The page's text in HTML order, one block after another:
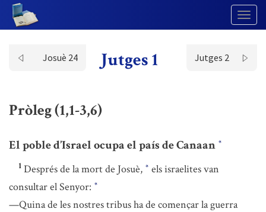
Josuè 24 Jutges 1 Jutges 2
Pròleg (1,1-3,6)
El poble d’Israel ocupa el país de Canaan *
1 Després de la mort de Josuè, * els israelites van
consultar el Senyor: *
—Quina de les nostres tribus ha de començar la guerra